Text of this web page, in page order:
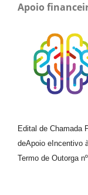
Apoio
Edital de Chamada
deApoio e Incentivo
Termo de Outorga nº